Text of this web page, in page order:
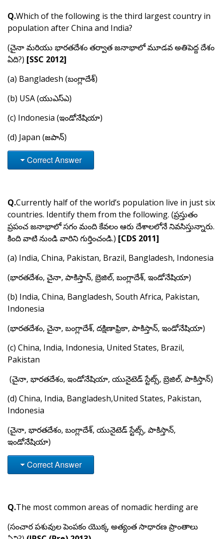
Q.Which of the following is the third largest country in
population after China and India?
(చైనా మరియు భారతదేశం తర్వాత జనాభాలో మూడవ అతిపెద్ద దేశం
ఏది?) [SSC 2012]
(a) Bangladesh (బంగ్లాదేశ్)
(b) USA (యుఎస్ఎ)
(c) Indonesia (ఇండోనేషియా)
(d) Japan (జపాన్)
Correct Answer
Q.Currently half of the world’s population live in just six
countries. Identify them from the following. (ప్రస్తుతం
ప్రపంచ జనాభాలో సగం మంది కేవలం ఆరు దేశాలలోనే నివసిస్తున్నారు.
కింది వాటి నుండి వారిని గుర్తించండి.) [CDS 2011]
(a) India, China, Pakistan, Brazil, Bangladesh, Indonesia
(భారతదేశం, చైనా, పాకిస్తాన్, బ్రెజిల్, బంగ్లాదేశ్, ఇండోనేషియా)
(b) India, China, Bangladesh, South Africa, Pakistan,
Indonesia
(భారతదేశం, చైనా, బంగ్లాదేశ్, దక్షిణాఫ్రికా, పాకిస్తాన్, ఇండోనేషియా)
(c) China, India, Indonesia, United States, Brazil,
Pakistan
(చైనా, భారతదేశం, ఇండోనేషియా, యునైటెడ్ స్టేట్స్, బ్రెజిల్, పాకిస్తాన్)
(d) China, India, Bangladesh,United States, Pakistan,
Indonesia
(చైనా, భారతదేశం, బంగ్లాదేశ్, యునైటెడ్ స్టేట్స్, పాకిస్తాన్,
ఇండోనేషియా)
Correct Answer
Q.The most common areas of nomadic herding are
(సంచార పశువుల పెంపకం యొక్క అత్యంత సాధారణ ప్రాంతాలు